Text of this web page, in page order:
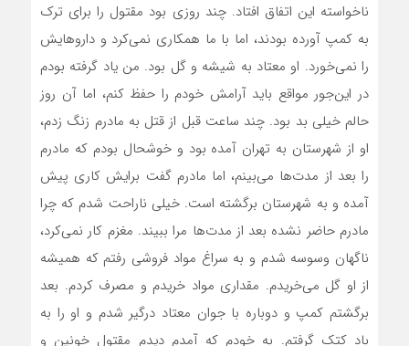
ناخواسته این اتفاق افتاد. چند روزی بود مقتول را برای ترک
به کمپ آورده بودند، اما با ما همکاری نمی‌کرد و داروهایش
را نمی‌خورد. او معتاد به شیشه و گل بود. من یاد گرفته بودم
در این‌جور مواقع باید آرامش خودم را حفظ کنم، اما آن روز
حالم خیلی بد بود. چند ساعت قبل از قتل به مادرم زنگ زدم،
او از شهرستان به تهران آمده بود و خوشحال بودم که مادرم
را بعد از مدت‌ها می‌بینم، اما مادرم گفت برایش کاری پیش
آمده و به شهرستان برگشته است. خیلی ناراحت شدم که چرا
مادرم حاضر نشده بعد از مدت‌ها مرا ببیند. مغزم کار نمی‌کرد،
ناگهان وسوسه شدم و به سراغ مواد فروشی رفتم که همیشه
از او گل می‌خریدم. مقداری مواد خریدم و مصرف کردم. بعد
برگشتم کمپ و دوباره با جوان معتاد درگیر شدم و او را به
باد کتک گرفتم. به خودم که آمدم دیدم مقتول خونین و